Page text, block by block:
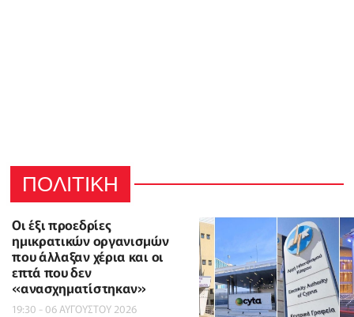
ΠΟΛΙΤΙΚΗ
Οι έξι προεδρίες
ημικρατικών οργανισμών
που άλλαξαν χέρια και οι
επτά που δεν
«ανασχηματίστηκαν»
19:30 - 06 ΑΥΓΟΥΣΤΟΥ 2026